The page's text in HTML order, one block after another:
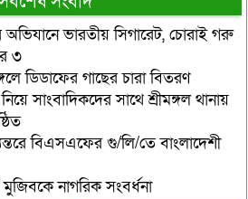
অভিযানে ভারতীয় সিগারেট, চোরাই গরু
৩
ডিডাফের গাছের চারা বিতরণ
সাংবাদিকদের সাথে শ্রীমঙ্গল থানায়
বিএসএফের গু/লি/তে বাংলাদেশী
নাগরিক সংবর্ধনা